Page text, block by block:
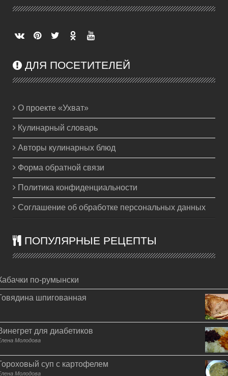
ДЛЯ ПОСЕТИТЕЛЕЙ
О проекте «Ухват»
Кулинарный словарь
Авторы кулинарных блюд
Форма обратной связи
Политика конфиденциальности
Соглашение об обработке персональных данных
ПОПУЛЯРНЫЕ РЕЦЕПТЫ
по-румынски
шпигованная
для диабетиков
Молодова
суп с картофелем
Молодова